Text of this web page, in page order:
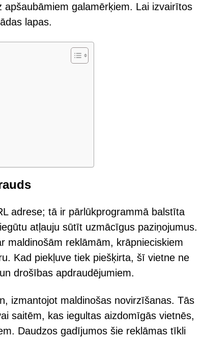
galamērķiem. Lai izvairītos
lapas.
adrese; tā ir pārlūkprogrammā balstīta
atļauju sūtīt uzmācīgus paziņojumus.
maldinošām reklāmām, krāpnieciskiem
Kad piekļuve tiek piešķirta, šī vietne ne
drošības apdraudējumiem.
izmantojot maldinošas novirzīšanas. Tās
saitēm, kas iegultas aizdomīgās vietnēs,
Daudzos gadījumos šie reklāmas tīkli